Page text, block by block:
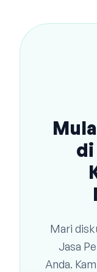
di
Mari
Jasa
Anda.